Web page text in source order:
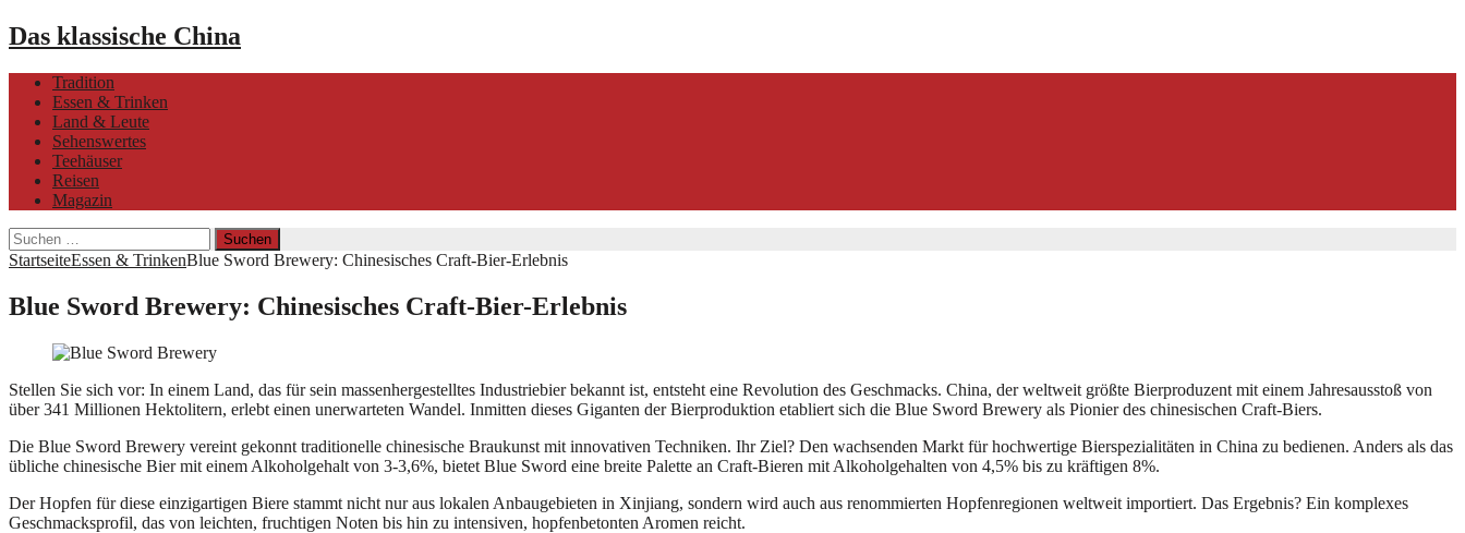
Das klassische China
Tradition
Essen & Trinken
Land & Leute
Sehenswertes
Teehäuser
Reisen
Magazin
Suchen
nach:
StartseiteEssen & TrinkenBlue Sword Brewery: Chinesisches Craft-Bier-Erlebnis
Blue Sword Brewery: Chinesisches Craft-Bier-Erlebnis
Stellen Sie sich vor: In einem Land, das für sein massenhergestelltes Industriebier bekannt ist, entsteht eine Revolution des Geschmacks. China, der weltweit größte Bierproduzent mit einem Jahresausstoß von
über 341 Millionen Hektolitern, erlebt einen unerwarteten Wandel. Inmitten dieses Giganten der Bierproduktion etabliert sich die Blue Sword Brewery als Pionier des chinesischen Craft-Biers.
Die Blue Sword Brewery vereint gekonnt traditionelle chinesische Braukunst mit innovativen Techniken. Ihr Ziel? Den wachsenden Markt für hochwertige Bierspezialitäten in China zu bedienen. Anders als das
übliche chinesische Bier mit einem Alkoholgehalt von 3-3,6%, bietet Blue Sword eine breite Palette an Craft-Bieren mit Alkoholgehalten von 4,5% bis zu kräftigen 8%.
Der Hopfen für diese einzigartigen Biere stammt nicht nur aus lokalen Anbaugebieten in Xinjiang, sondern wird auch aus renommierten Hopfenregionen weltweit importiert. Das Ergebnis? Ein komplexes
Geschmacksprofil, das von leichten, fruchtigen Noten bis hin zu intensiven, hopfenbetonten Aromen reicht.